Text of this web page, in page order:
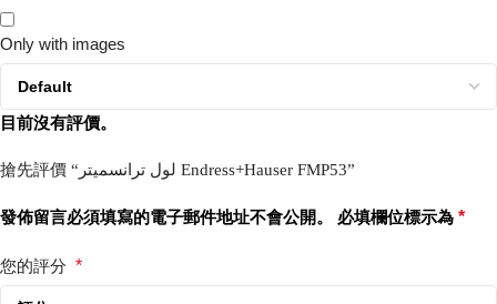
Only with images
目前沒有評價。
搶先評價 “لول ترانسمیتر Endress+Hauser FMP53”
發佈留言必須填寫的電子郵件地址不會公開。 必填欄位標示為 *
您的評分 *